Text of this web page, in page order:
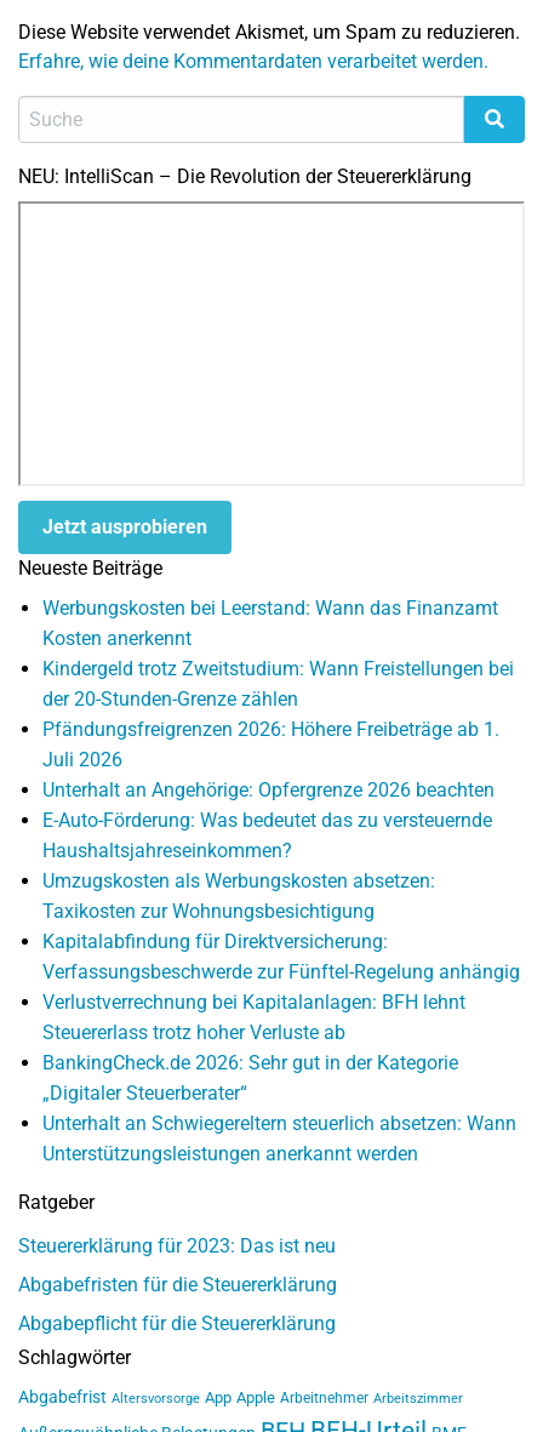
Diese Website verwendet Akismet, um Spam zu reduzieren.
Erfahre, wie deine Kommentardaten verarbeitet werden.
NEU: IntelliScan – Die Revolution der Steuererklärung
Jetzt ausprobieren
Neueste Beiträge
Werbungskosten bei Leerstand: Wann das Finanzamt
Kosten anerkennt
Kindergeld trotz Zweitstudium: Wann Freistellungen bei
der 20-Stunden-Grenze zählen
Pfändungsfreigrenzen 2026: Höhere Freibeträge ab 1.
Juli 2026
Unterhalt an Angehörige: Opfergrenze 2026 beachten
E-Auto-Förderung: Was bedeutet das zu versteuernde
Haushaltsjahreseinkommen?
Umzugskosten als Werbungskosten absetzen:
Taxikosten zur Wohnungsbesichtigung
Kapitalabfindung für Direktversicherung:
Verfassungsbeschwerde zur Fünftel-Regelung anhängig
Verlustverrechnung bei Kapitalanlagen: BFH lehnt
Steuererlass trotz hoher Verluste ab
BankingCheck.de 2026: Sehr gut in der Kategorie
„Digitaler Steuerberater“
Unterhalt an Schwiegereltern steuerlich absetzen: Wann
Unterstützungsleistungen anerkannt werden
Ratgeber
Steuererklärung für 2023: Das ist neu
Abgabefristen für die Steuererklärung
Abgabepflicht für die Steuererklärung
Schlagwörter
Abgabefrist Altersvorsorge App Apple Arbeitnehmer Arbeitszimmer